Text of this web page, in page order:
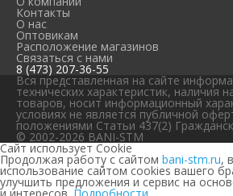
Контакты
О нас
Оптовикам
Расположение магазинов
Связаться с нами
8 (473) 207-36-55
Вся представленная на сайте
технических характеристик, наличия
товаров, носит информационный
условиях не является публичной
положениями Статьи 437(2)
© 2002-2026 BANI-STM
Сайт использует Cookie
Продолжая работу с сайтом bani-stm.ru,
использование сайтом cookies вашего
улучшить предложения и сервис на